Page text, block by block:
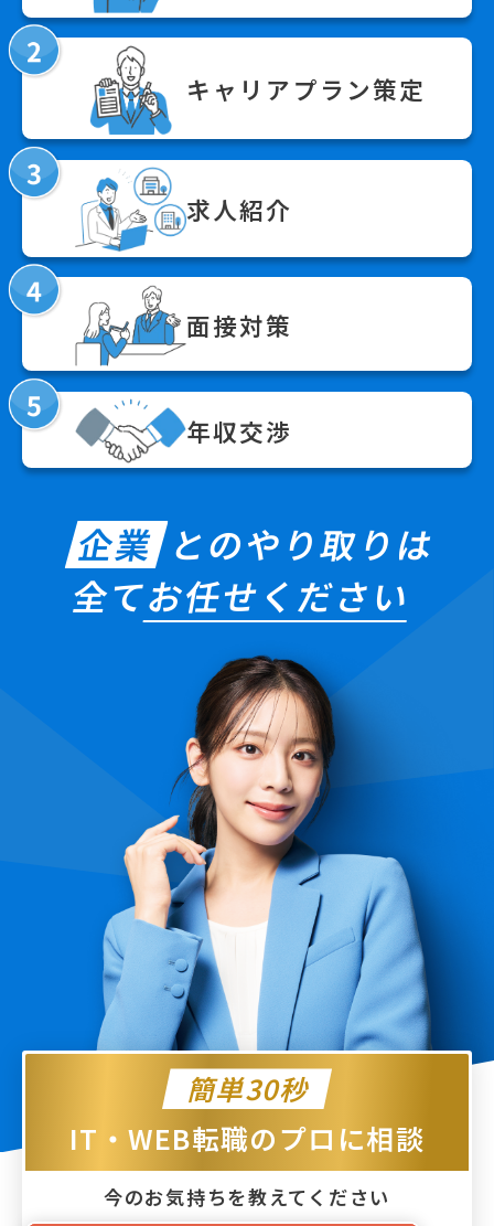
キャリアプラン策定
求人紹介
面接対策
年収交渉
企業とのやり取りは
全てお任せください
簡単30秒
IT・WEB転職のプロに相談
今のお気持ちを教えてください